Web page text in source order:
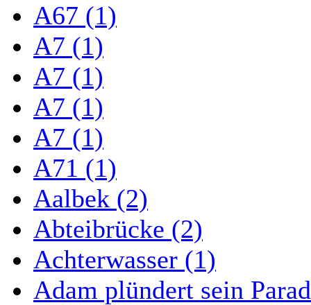
A67 (1)
A7 (1)
A7 (1)
A7 (1)
A7 (1)
A71 (1)
Aalbek (2)
Abteibrücke (2)
Achterwasser (1)
Adam plündert sein